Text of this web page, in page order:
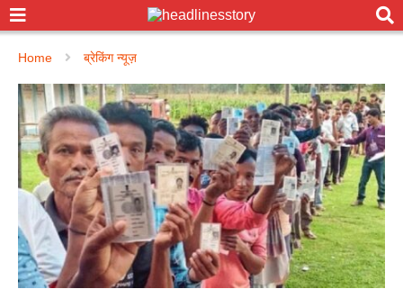
Home ब्रेकिंग न्यूज़